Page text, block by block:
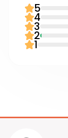
5
4
3
2
1